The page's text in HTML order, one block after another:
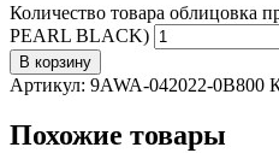
Количество товара облицовка
PEARL BLACK)
В корзину
Артикул: 9AWA-042022-0B800
Похожие товары